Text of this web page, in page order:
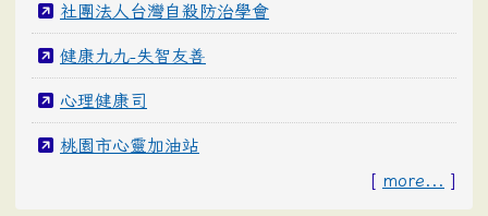
社團法人台灣自殺防治學會
健康九九-失智友善
心理健康司
桃園市心靈加油站
[ more... ]